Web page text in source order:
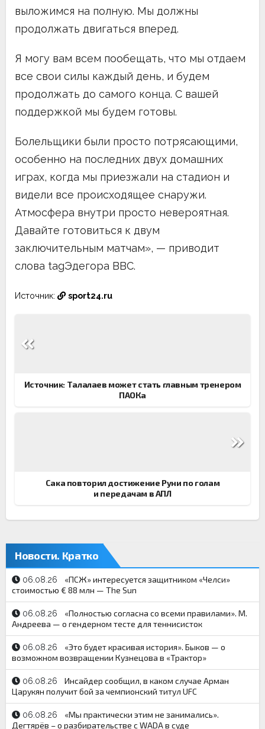
выложимся на полную. Мы должны
продолжать двигаться вперед.
Я могу вам всем пообещать, что мы отдаем
все свои силы каждый день, и будем
продолжать до самого конца. С вашей
поддержкой мы будем готовы.
Болельщики были просто потрясающими,
особенно на последних двух домашних
играх, когда мы приезжали на стадион и
видели все происходящее снаружи.
Атмосфера внутри просто невероятная.
Давайте готовиться к двум
заключительным матчам», — приводит
слова tagЭдегора BBC.
Источник: sport24.ru
по
Источник: Талалаев может стать главным тренером
ПАОКа
Сака повторил достижение Руни по голам
и передачам в АПЛ
Новости. Кратко
06.08.26
«ПСЖ» интересуется защитником «Челси»
стоимостью € 88 млн — The Sun
06.08.26
«Полностью согласна со всеми правилами». М.
Андреева — о гендерном тесте для теннисисток
06.08.26
«Это будет красивая история». Быков — о
возможном возвращении Кузнецова в «Трактор»
06.08.26
Инсайдер сообщил, в каком случае Арман
Царукян получит бой за чемпионский титул UFC
06.08.26
«Мы практически этим не занимались».
Дегтярёв – о разбирательстве с WADA в суде